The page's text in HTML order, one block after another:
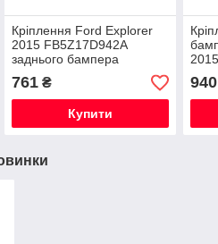
Кріплення Ford Explorer
2015 FB5Z17D942A
заднього бампера
зовнішнє праве
761₴
Купити
940